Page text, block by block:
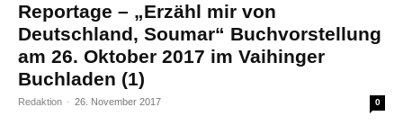
Reportage – „Erzähl mir von
Deutschland, Soumar“ Buchvorstellung
am 26. Oktober 2017 im Vaihinger
Buchladen (1)
Redaktion - 26. November 2017 0